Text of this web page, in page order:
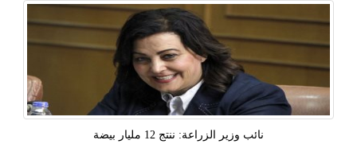
نائب وزير الزراعة: ننتج 12 مليار بيضة